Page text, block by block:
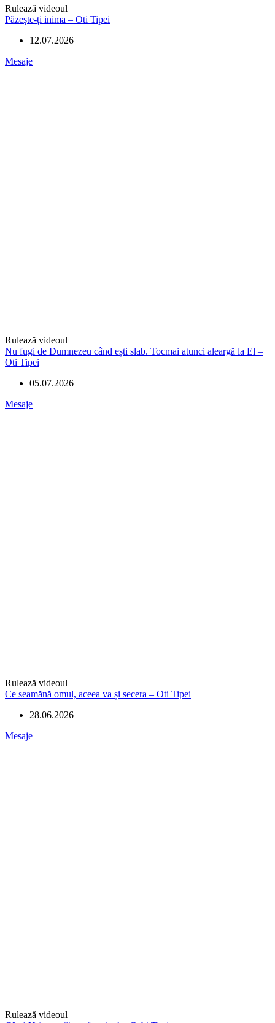
Rulează videoul
Păzește-ți inima – Oti Tipei
12.07.2026
Mesaje
Rulează videoul
Nu fugi de Dumnezeu când ești slab. Tocmai atunci aleargă la El –
Oti Tipei
05.07.2026
Mesaje
Rulează videoul
Ce seamănă omul, aceea va și secera – Oti Tipei
28.06.2026
Mesaje
Rulează videoul